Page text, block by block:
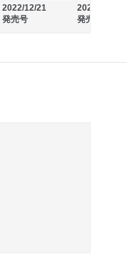
2022/12/21
発売号
2022/10/20
発売号